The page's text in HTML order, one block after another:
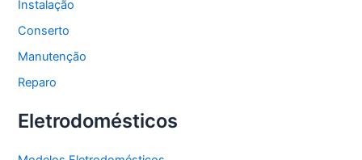
Instalação
Conserto
Manutenção
Reparo
Eletrodomésticos